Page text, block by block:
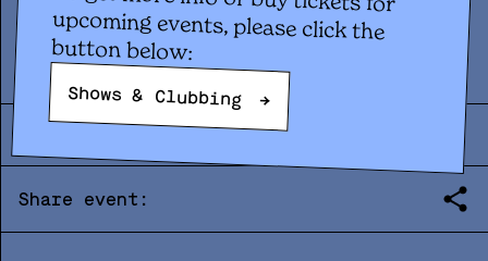
RAY
THU 05.02 | 21:30 |
Share event:
button below:
Shows & Clubbing →